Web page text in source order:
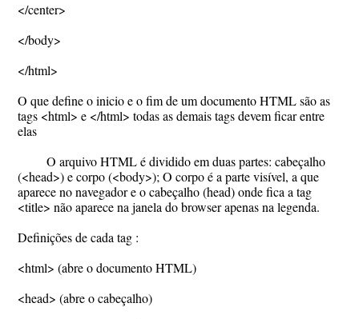
</center>
</body>
</html>
O que define o inicio e o fim de um documento HTML são as
tags <html> e </html> todas as demais tags devem ficar entre
elas
O arquivo HTML é dividido em duas partes: cabeçalho
(<head>) e corpo (<body>); O corpo é a parte visível, a que
aparece no navegador e o cabeçalho (head) onde fica a tag
<title> não aparece na janela do browser apenas na legenda.
Definições de cada tag :
<html> (abre o documento HTML)
<head> (abre o cabeçalho)